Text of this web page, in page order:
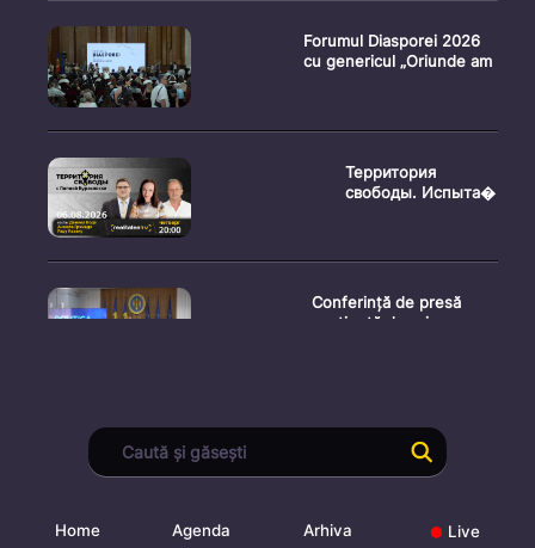
Forumul Diasporei 2026
cu genericul „Oriunde am
Территория
свободы. Испыта�
Conferință de presă
susținută de prim-
Ședința Consiliului
Superior al Procurorilor
din
Home Agenda Arhiva Live